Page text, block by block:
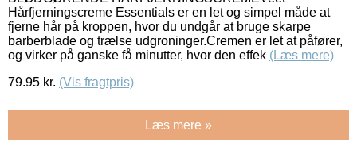
Hårfjerningscreme Essentials er en let og simpel måde at
fjerne hår på kroppen, hvor du undgår at bruge skarpe
barberblade og trælse udgroninger.Cremen er let at påfører,
og virker på ganske få minutter, hvor den effek (Læs mere)
79.95 kr. (Vis fragtpris)
Læs mere »